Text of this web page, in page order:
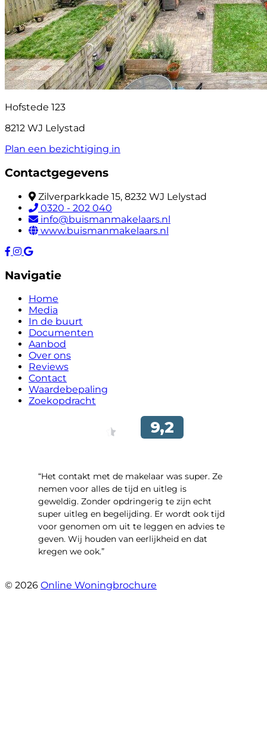
Hofstede 123
8212 WJ Lelystad
Plan een bezichtiging in
Contactgegevens
Zilverparkkade 15, 8232 WJ Lelystad
0320 - 202 040
info@buismanmakelaars.nl
www.buismanmakelaars.nl
Navigatie
Home
Media
In de buurt
Documenten
Aanbod
Over ons
Reviews
Contact
Waardebepaling
Zoekopdracht
“Het contakt met de makelaar was super. Ze
nemen voor alles de tijd en uitleg is
geweldig. Zonder opdringerig te zijn echt
super uitleg en begelijding. Er wordt ook tijd
voor genomen om uit te leggen en advies te
geven. Wij houden van eerlijkheid en dat
kregen we ook.”
© 2026 Online Woningbrochure